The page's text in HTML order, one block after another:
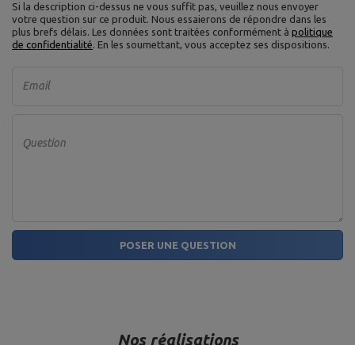
Si la description ci-dessus ne vous suffit pas, veuillez nous envoyer
votre question sur ce produit. Nous essaierons de répondre dans les
plus brefs délais. Les données sont traitées conformément à politique
de confidentialité. En les soumettant, vous acceptez ses dispositions.
Email
Question
POSER UNE QUESTION
Nos réalisations